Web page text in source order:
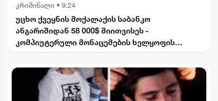
კრიმინალი • 9:24
უცხო ქვეყნის მოქალაქის საბანკო
ანგარიშიდან 58 000$ მიითვისეს -
კომპიუტერული მონაცემების ხელყოფის
დევნა დაიწყო